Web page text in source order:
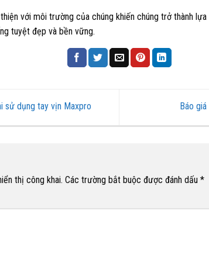
với môi trường của chúng khiến chúng trở thành
tuyệt đẹp và bền vững.
sử dụng tay vịn Maxpro Báo
thị công khai. Các trường bắt buộc được đánh dấu *